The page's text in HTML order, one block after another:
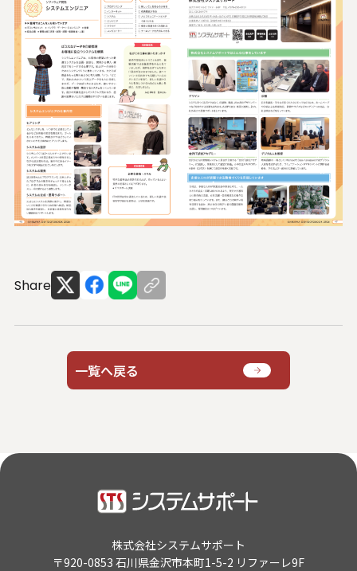
U.S. FrontLine
お問い合わせ
情報セキュリティ基本方針
個人情報保護方針
個人情報の取り扱いについて
外部送信ポリシー
反社会的勢力に対する基本方針
特定個人情報等の適正な取り扱いに関する基本方針
ソーシャルメディアポリシー
システムサポートホールディングス
Share
一覧へ戻る
株式会社システムサポート
〒920-0853 石川県金沢市本町1-5-2 リファーレ9F